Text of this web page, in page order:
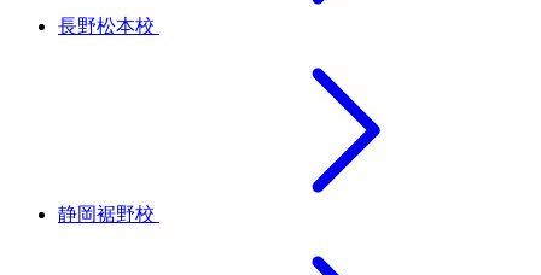
長野松本校
静岡裾野校